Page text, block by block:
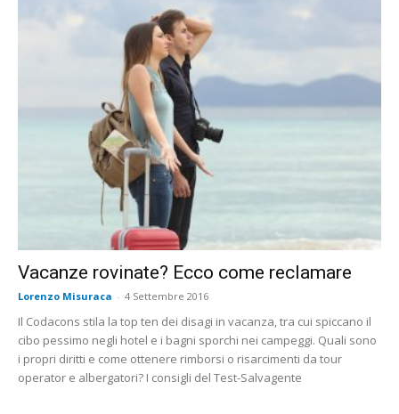
Vacanze rovinate? Ecco come reclamare
Lorenzo Misuraca - 4 Settembre 2016
Il Codacons stila la top ten dei disagi in vacanza, tra cui spiccano il
cibo pessimo negli hotel e i bagni sporchi nei campeggi. Quali sono
i propri diritti e come ottenere rimborsi o risarcimenti da tour
operator e albergatori? I consigli del Test-Salvagente